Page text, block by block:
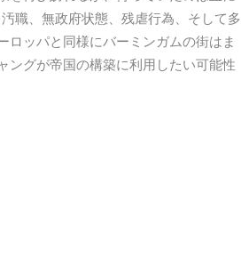
職、無政府状態、残虐行為、そして多
ロッパと同様にバーミンガムの街はま
ングが帝国の構築に利用したい可能性